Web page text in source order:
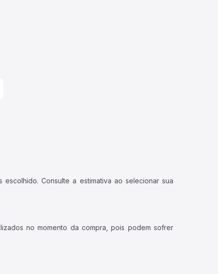
Consulte a estimativa ao selecionar sua
no momento da compra, pois podem sofrer